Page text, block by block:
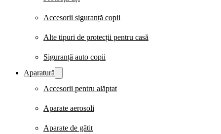
Accesorii siguranță copii
Alte tipuri de protecții pentru casă
Siguranță auto copii
Aparatură
Accesorii pentru alăptat
Aparate aerosoli
Aparate de gătit